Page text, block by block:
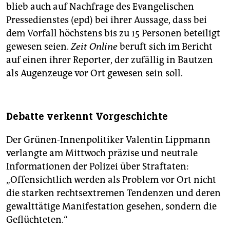
blieb auch auf Nachfrage des Evangelischen
Pressedienstes (epd) bei ihrer Aussage, dass bei
dem Vorfall höchstens bis zu 15 Personen beteiligt
gewesen seien.Zeit Onlineberuft sich im Bericht
auf einen ihrer Reporter, der zufällig in Bautzen
als Augenzeuge vor Ort gewesen sein soll.
Debatte verkennt Vorgeschichte
Der Grünen-Innenpolitiker Valentin Lippmann
verlangte am Mittwoch präzise und neutrale
Informationen der Polizei über Straftaten:
„Offensichtlich werden als Problem vor Ort nicht
die starken rechtsextremen Tendenzen und deren
gewalttätige Manifestation gesehen, sondern die
Geflüchteten.“